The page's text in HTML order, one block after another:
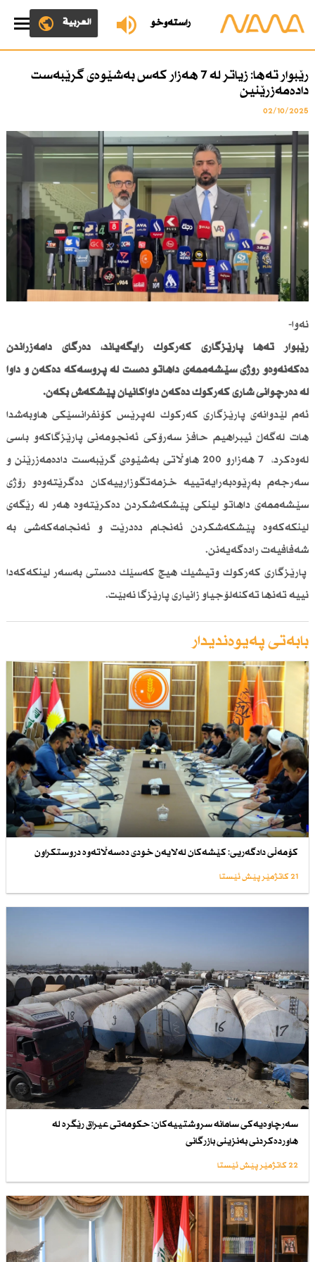
ڕاستەوخۆ العربية
رێبوار تەها: زیاتر لە 7 هەزار كەس بەشێوەی گرێبەست
دادەمەزرێنین
02/10/2025
نەوا-
رێبوار تەها پارێزگاری كەركوك رایگەیاند، دەرگای دامەزراندن
دەكەنەوەو رۆژی سێشەممەی داهاتو دەست لە پرۆسەكە دەكەن و داوا
لە دەرچوانی شاری كەركوك دەكەن داواكانیان پێشكەش بكەن.
ئەم لێدوانەی پارێزگاری كەركوك لەپرێس كۆنفرانسێكی هاوبەشدا
هات لەگەڵ ئیبراهیم حافز سەرۆكی ئەنجومەنی پارێزگاكەو باسی
لەوەكرد، 7 هەزارو 200 هاوڵاتی بەشێوەی گرێبەست دادەمەزرێنن و
سەرجەم بەڕێوەبەرایەتییە خزمەتگوزارییەكان دەگرێتەوەو رۆژی
سێشەممەی داهاتو لینكی پێشكەشكردن دەكرێتەوە هەر لە رێگەی
لینكەكەوە پێشكەشكردن ئەنجام دەدرێت و ئەنجامەكەشی بە
شەفافیەت رادەگەیەنن.
پارێزگاری كەركوك وتیشیك هیچ كەسێك دەستی بەسەر لینكەكەدا
نییە تەنها تەكنەلۆجیاو زانیاری پارێزگا نەبێت.
بابەتی پەیوەندیدار
كۆمەڵی دادگەریی: كێشەكان لەلایەن خودی دەسەڵاتەوە دروستكراون
21 کاتژمێر پێش ئێستا
سەرچاوەیەكی سامانە سروشتییەكان: حكومەتی عیراق رێگرە لە
هاوردەكردنی بەنزینی بازرگانی
22 کاتژمێر پێش ئێستا